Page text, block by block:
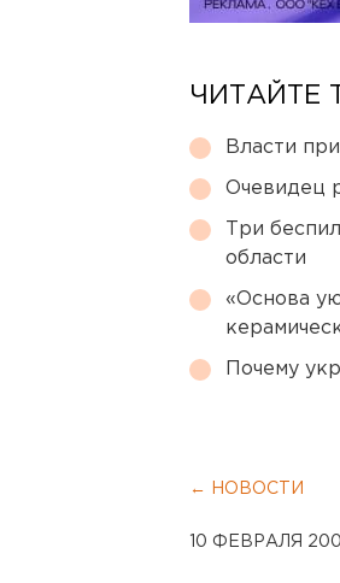
ЧИТАЙТЕ
Власти
Очевидец
Три
области
«Основа
Почему
← НОВОСТИ
10 ФЕВРАЛЯ